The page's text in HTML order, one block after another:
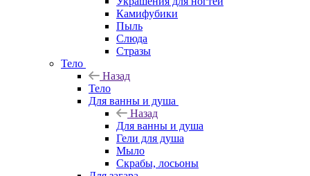
Камифубики
Пыль
Слюда
Стразы
Тело
Назад
Тело
Для ванны и душа
Назад
Для ванны и душа
Гели для душа
Мыло
Скрабы, лосьоны